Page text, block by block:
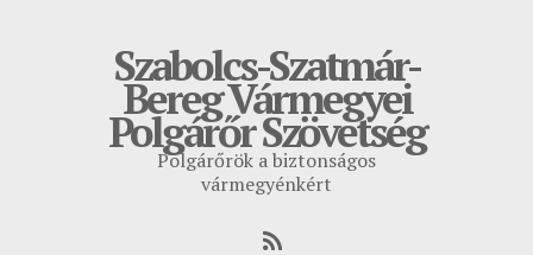
Szabolcs-Szatmár-
Bereg Vármegyei
Polgárőr Szövetség
Polgárőrök a biztonságos
vármegyénkért